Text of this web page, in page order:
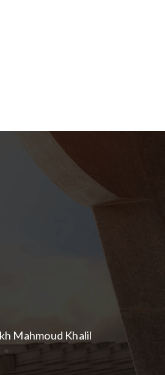
Mahmoud Khalil